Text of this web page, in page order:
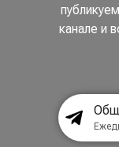
канале и